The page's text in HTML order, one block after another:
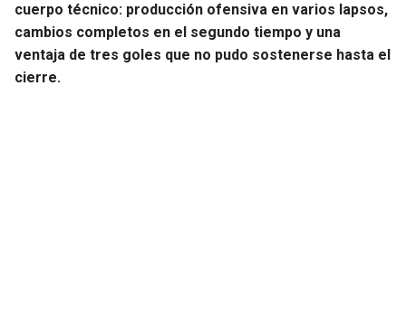
cuerpo técnico: producción ofensiva en varios lapsos,
cambios completos en el segundo tiempo y una
ventaja de tres goles que no pudo sostenerse hasta el
cierre.